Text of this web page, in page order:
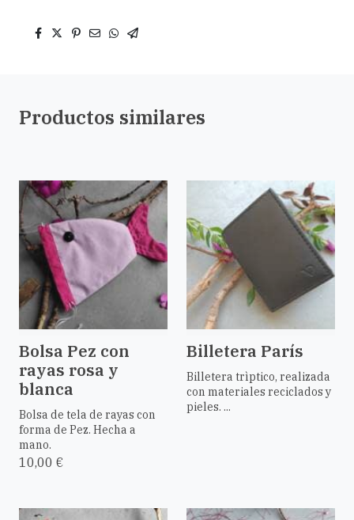
Productos similares
Bolsa Pez con
rayas rosa y
blanca
Bolsa de tela de rayas con
forma de Pez. Hecha a
mano.
10,00 €
Billetera París
Billetera trìptico, realizada
con materiales reciclados y
pieles. ...